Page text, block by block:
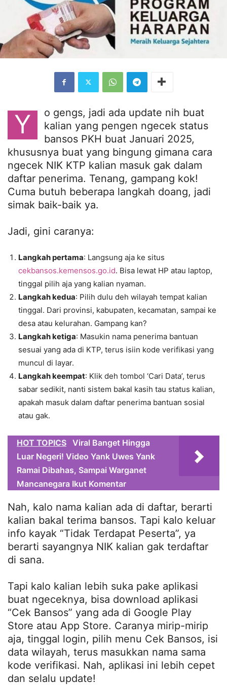
Y
o gengs, jadi ada update nih buat
kalian yang pengen ngecek status
bansos PKH buat Januari 2025,
khususnya buat yang bingung gimana cara
ngecek NIK KTP kalian masuk gak dalam
daftar penerima. Tenang, gampang kok!
Cuma butuh beberapa langkah doang, jadi
simak baik-baik ya.
Jadi, gini caranya:
Langkah pertama: Langsung aja ke situs
cekbansos.kemensos.go.id. Bisa lewat HP atau laptop,
tinggal pilih aja yang kalian nyaman.
Langkah kedua: Pilih dulu deh wilayah tempat kalian
tinggal. Dari provinsi, kabupaten, kecamatan, sampai ke
desa atau kelurahan. Gampang kan?
Langkah ketiga: Masukin nama penerima bantuan
sesuai yang ada di KTP, terus isiin kode verifikasi yang
muncul di layar.
Langkah keempat: Klik deh tombol ‘Cari Data’, terus
sabar sedikit, nanti sistem bakal kasih tau status kalian,
apakah masuk dalam daftar penerima bantuan sosial
atau gak.
HOT TOPICS Viral Banget Hingga
Luar Negeri! Video Yank Uwes Yank
Ramai Dibahas, Sampai Warganet
Mancanegara Ikut Komentar
Nah, kalo nama kalian ada di daftar, berarti
kalian bakal terima bansos. Tapi kalo keluar
info kayak “Tidak Terdapat Peserta”, ya
berarti sayangnya NIK kalian gak terdaftar
di sana.
Tapi kalo kalian lebih suka pake aplikasi
buat ngeceknya, bisa download aplikasi
“Cek Bansos” yang ada di Google Play
Store atau App Store. Caranya mirip-mirip
aja, tinggal login, pilih menu Cek Bansos, isi
data wilayah, terus masukkan nama sama
kode verifikasi. Nah, aplikasi ini lebih cepet
dan selalu update!